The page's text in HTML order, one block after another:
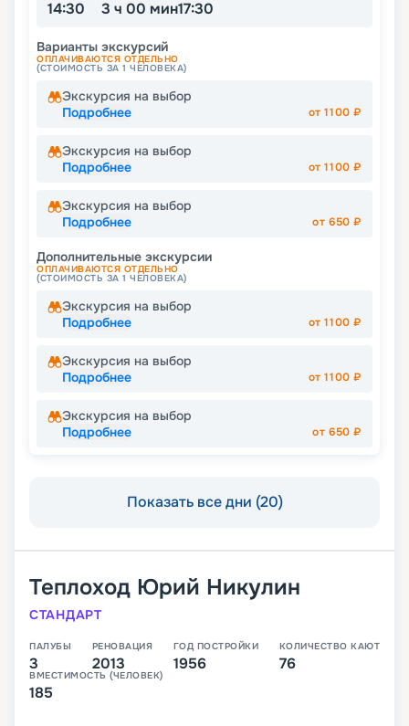
14:30 3 ч 00 мин17:30
Варианты экскурсий
ОПЛАЧИВАЮТСЯ ОТДЕЛЬНО
(СТОИМОСТЬ ЗА 1 ЧЕЛОВЕКА)
Экскурсия на выбор
Подробнее
от1100 ₽
Экскурсия на выбор
Подробнее
от1100 ₽
Экскурсия на выбор
Подробнее
от 650 ₽
Дополнительные экскурсии
ОПЛАЧИВАЮТСЯ ОТДЕЛЬНО
(СТОИМОСТЬ ЗА 1 ЧЕЛОВЕКА)
Экскурсия на выбор
Подробнее
от1100 ₽
Экскурсия на выбор
Подробнее
от1100 ₽
Экскурсия на выбор
Подробнее
от 650 ₽
Показать все дни (20)
Теплоход Юрий Никулин
СТАНДАРТ
ПАЛУБЫ
3
РЕНОВАЦИЯ
2013
ГОД ПОСТРОЙКИ
1956
КОЛИЧЕСТВО КАЮТ
76
ВМЕСТИМОСТЬ (ЧЕЛОВЕК)
185